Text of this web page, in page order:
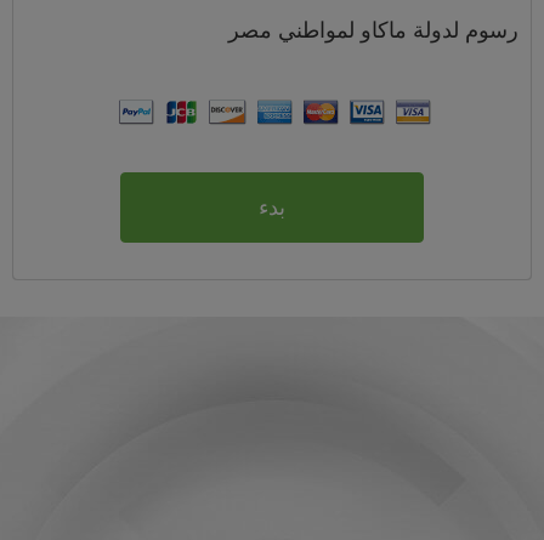
رسوم لدولة ماكاو لمواطني مصر
بدء